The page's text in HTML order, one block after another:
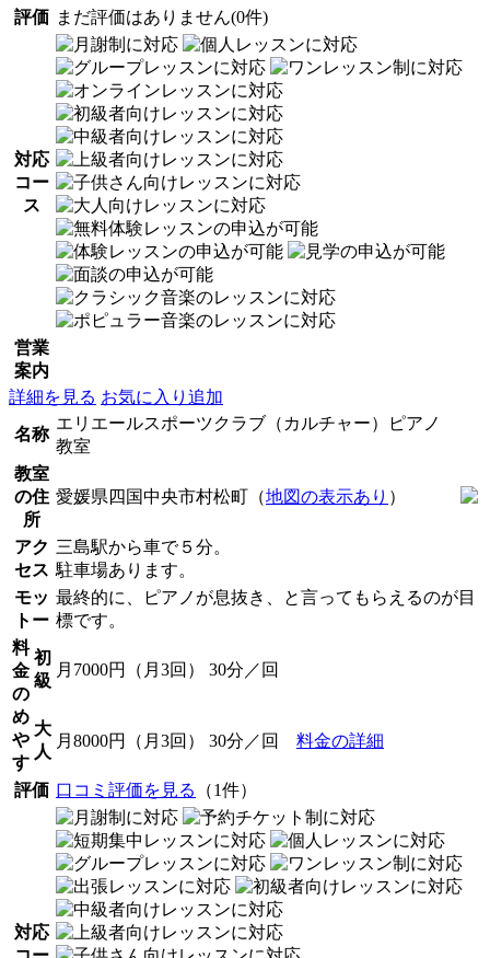
評価 まだ評価はありません(0件)
対応
コー
ス
営業
案内
詳細を見る お気に入り追加
名称
エリエールスポーツクラブ（カルチャー）ピアノ
教室
教室
の住
所
愛媛県四国中央市村松町（地図の表示あり ）
アク
セス
三島駅から車で５分。
駐車場あります。
モッ
トー
最終的に、ピアノが息抜き、と言ってもらえるのが目
標です。
料
金
の
め
や
す
初
級
月7000円（月3回） 30分／回
大
人
月8000円（月3回） 30分／回 料金の詳細
評価 口コミ評価を見る （1件）
対応